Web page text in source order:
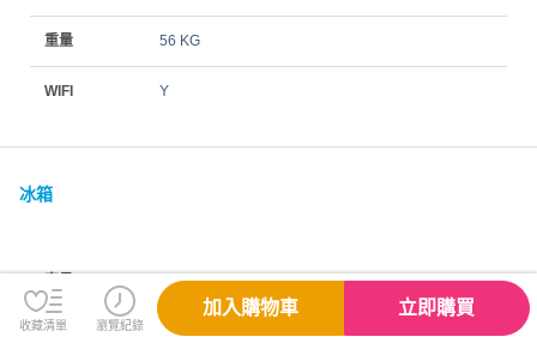
重量 56 KG
WIFI Y
冰箱
10 KG
收藏清單 瀏覽紀錄
加入購物車 立即購買